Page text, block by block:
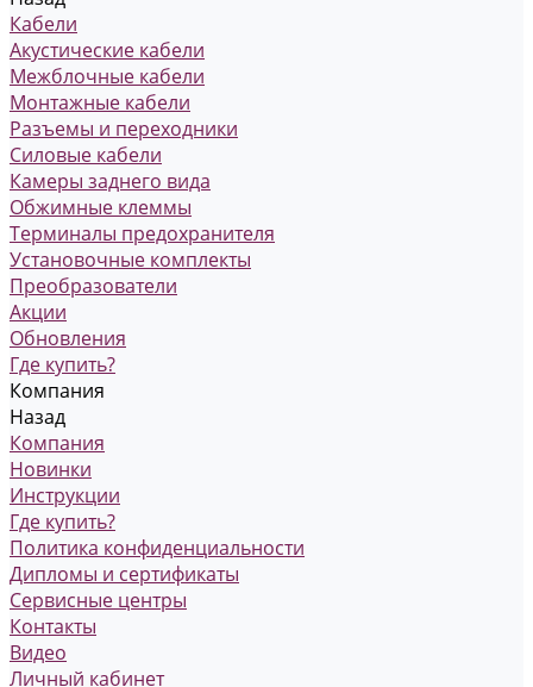
Кабели
Акустические кабели
Межблочные кабели
Монтажные кабели
Разъемы и переходники
Силовые кабели
Камеры заднего вида
Обжимные клеммы
Терминалы предохранителя
Установочные комплекты
Преобразователи
Акции
Обновления
Где купить?
Компания
Назад
Компания
Новинки
Инструкции
Где купить?
Политика конфиденциальности
Дипломы и сертификаты
Сервисные центры
Контакты
Видео
Личный кабинет